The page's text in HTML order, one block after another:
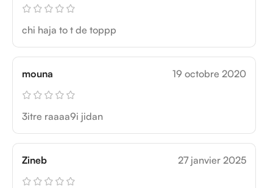
chi haja to t de toppp
mouna 19 octobre 2020
3itre raaaa9i jidan
Zineb 27 janvier 2025